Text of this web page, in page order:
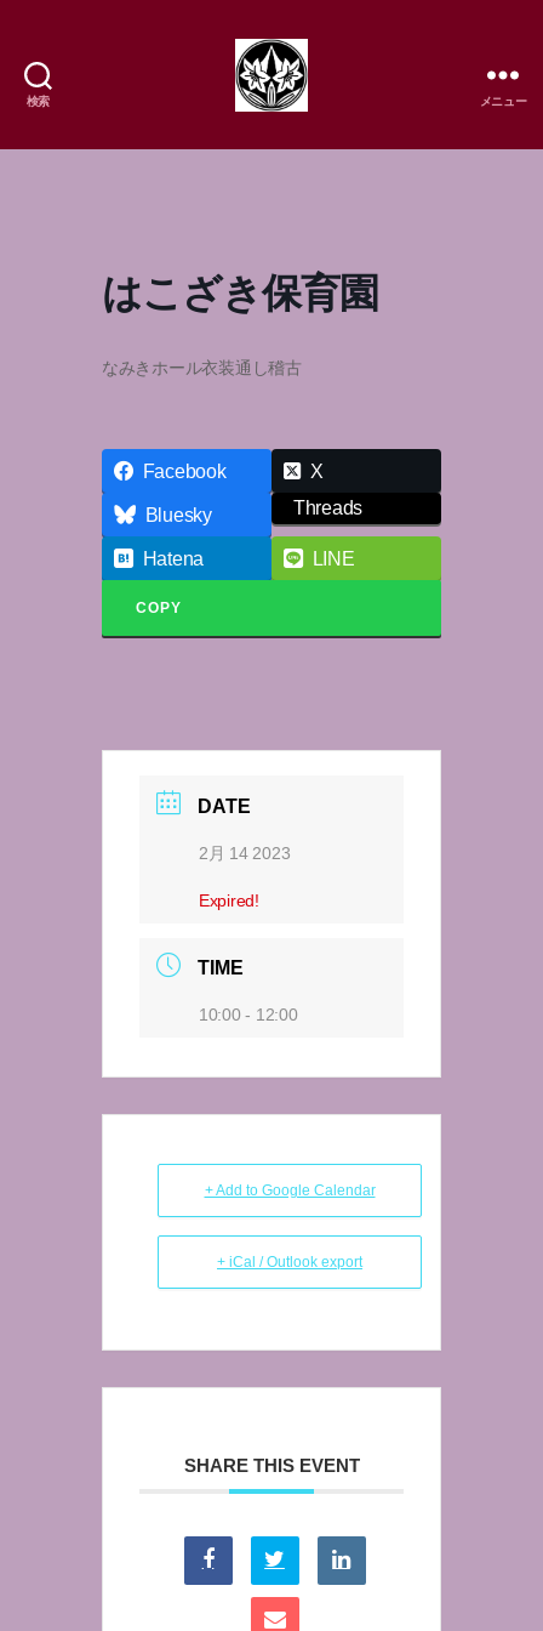
検索
流
研
究
メニュー
はこざき保育園
なみきホール衣装通し稽古
Facebook
X
Bluesky
Threads
Hatena LINE
COPY
DATE
2月 14 2023
Expired!
TIME
10:00 - 12:00
+ Add to Google Calendar
+ iCal / Outlook export
SHARE THIS EVENT